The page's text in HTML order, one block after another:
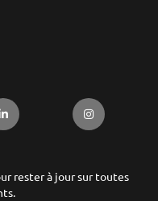
rester à jour sur toutes